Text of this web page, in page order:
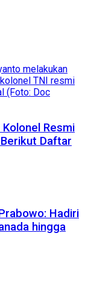
Resmi
Daftar
Hadiri
hingga